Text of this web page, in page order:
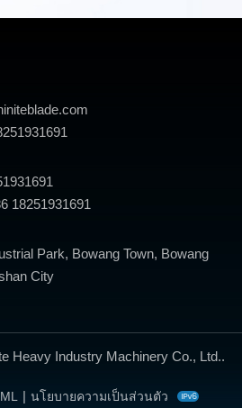
ารอบคืนตัวมีผลกระทบอย่างมากต่อ
นลงเกรดเหล็กที่สามารถผ่านการ
ตัว:วัตถุประสงค์ของการบำบัดนี้คือ
ซึ่งรวมถึงการให้ความร้อนแก่เหล็ก
ามแข็งของเครื่องมือคือการทดสอบ
ซึ่งดำเนินการโดยใช้หัวกดทรงกรวย
(HRB)โดยจะต้องค่อยๆ เพิ่มภาระให้
นการชุบแข็งแบบเหนี่ยวนำ:นี่คือการ
สุดสำหรับ กดเบรก เครื่องมือกล แต่
รื่องมือจะถูกให้ความร้อนที่อุณหภูมิสูง
รวดเร็วโดยการไหลของสารหล่อเย็น
18251931691
Park, Bowang Town, Bowang
City
Heavy Industry Machinery Co., Ltd..
| นโยบายความเป็นส่วนตัว